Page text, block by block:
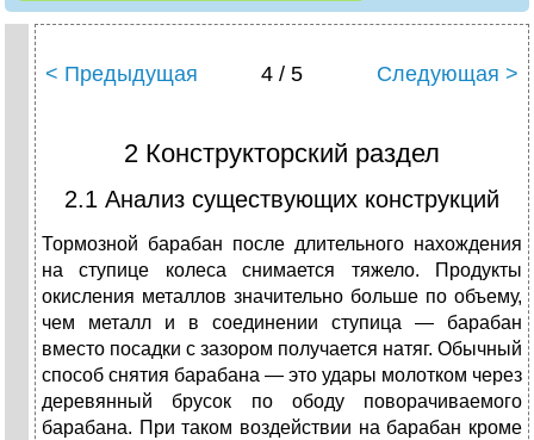
< Предыдущая 4 / 5 Следующая >
2 Конструкторский раздел
2.1 Анализ существующих конструкций
Тормозной барабан после длительного нахождения
на ступице колеса снимается тяжело. Продукты
окисления металлов значительно больше по объему,
чем металл и в соединении ступица — барабан
вместо посадки с зазором получается натяг. Обычный
способ снятия барабана — это удары молотком через
деревянный брусок по ободу поворачиваемого
барабана. При таком воздействии на барабан кроме